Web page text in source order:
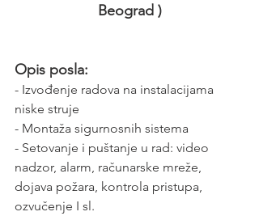
Beograd )
Opis posla:
- Izvođenje radova na instalacijama
niske struje
- Montaža sigurnosnih sistema
- Setovanje i puštanje u rad: video
nadzor, alarm, računarske mreže,
dojava požara, kontrola pristupa,
ozvučenje I sl.